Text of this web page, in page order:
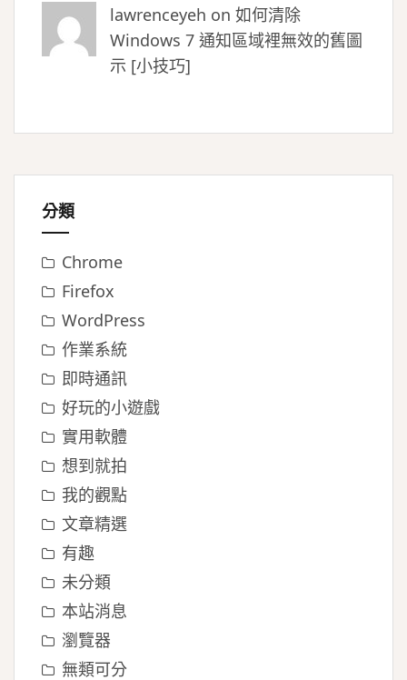
lawrenceyeh on 如何清除
Windows 7 通知區域裡無效的舊圖
示 [小技巧]
分類
Chrome
Firefox
WordPress
作業系統
即時通訊
好玩的小遊戲
實用軟體
想到就拍
我的觀點
文章精選
有趣
未分類
本站消息
瀏覽器
無類可分